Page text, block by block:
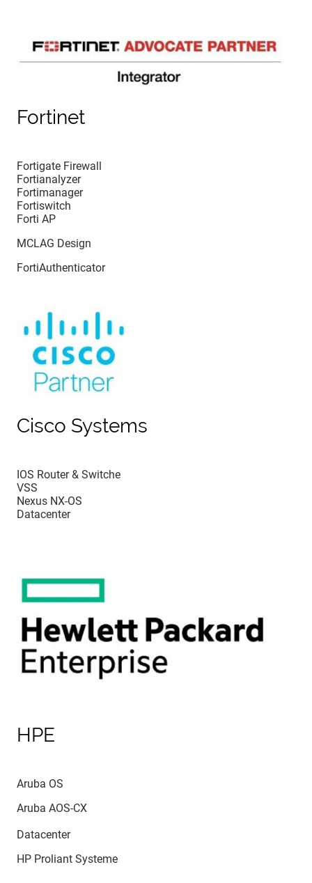
Fortinet
Fortigate Firewall
Fortianalyzer
Fortimanager
Fortiswitch
Forti AP
MCLAG Design
FortiAuthenticator
Cisco Systems
IOS Router & Switche
VSS
Nexus NX-OS
Datacenter
HPE
Aruba OS
Aruba AOS-CX
Datacenter
HP Proliant Systeme